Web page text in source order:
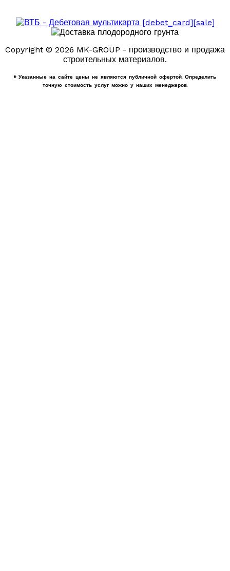
Copyright © 2026 MK-GROUP - производство и продажа
строительных материалов.
* Указанные на сайте цены не являются публичной офертой. Определить
точную стоимость услуг можно у наших менеджеров.